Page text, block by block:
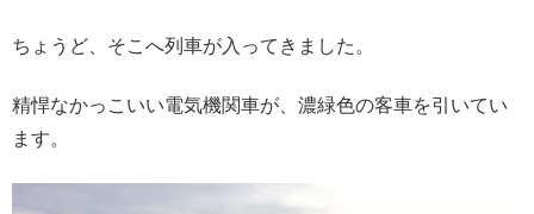
ちょうど、そこへ列車が入ってきました。
精悍なかっこいい電気機関車が、濃緑色の客車を引いてい
ます。